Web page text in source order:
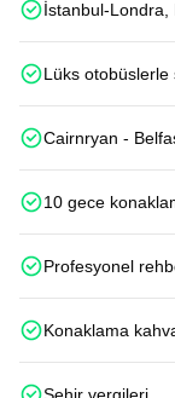
İstanbul-Londra,
Lüks otobüslerle
Cairnryan -
10 gece
Profesyonel
Konaklama